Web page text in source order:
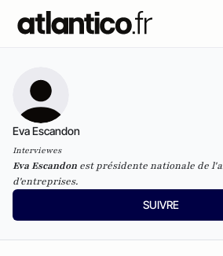
Eva Escandon
Interviewes
Eva Escandon est présidente nationale de
d'entreprises.
SUIVRE